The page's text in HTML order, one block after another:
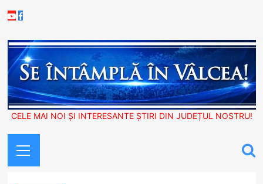
to
Youtube
Facebook
CELE MAI NOI ȘI INTERESANTE ȘTIRI DIN JUDEȚUL NOSTRU!
Menu